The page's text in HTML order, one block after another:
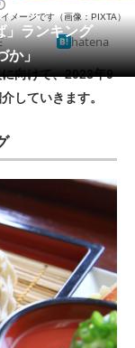
」ランキング
か」
メージです（画像：PIXTA）
hatena
向けて、2023年9
していきます。